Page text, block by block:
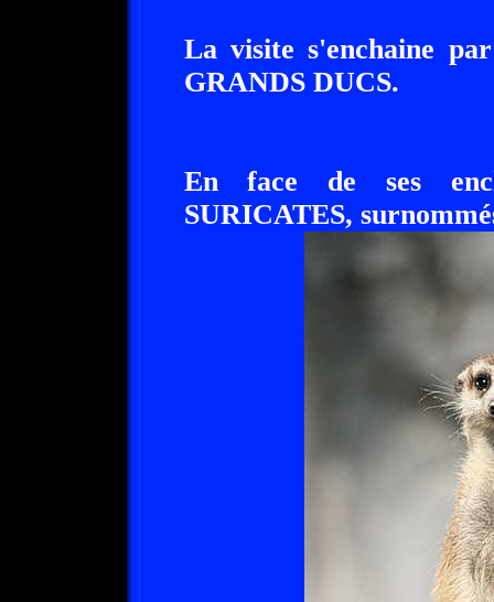
La visite s'enchaine
GRANDS DUCS.
En face de ses
SURICATES,